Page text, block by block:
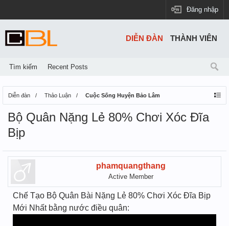
Đăng nhập
Diễn đàn Thảo Luận Cuộc Sống Huyện Bảo Lâm
Bộ Quân Nặng Lẻ 80% Chơi Xóc Đĩa
Bịp
phamquangthang
Active Member
Chế Tạo Bộ Quân Bài Nặng Lẻ 80% Chơi Xóc Đĩa Bịp
Mới Nhất bằng nước điều quân:
DIỄN ĐÀN
Tìm kiếm Recent Posts
THÀNH VIÊN